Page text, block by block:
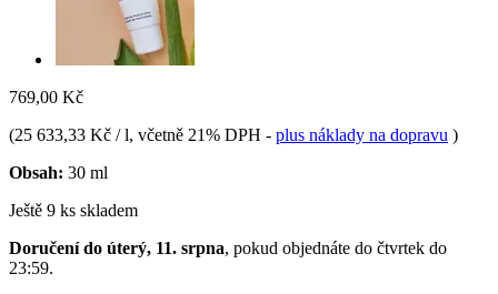
769,00 Kč
(25 633,33 Kč / l, včetně 21% DPH - plus náklady na dopravu )
Obsah: 30 ml
Ještě 9 ks skladem
Doručení do úterý, 11. srpna, pokud objednáte do čtvrtek do
23:59.